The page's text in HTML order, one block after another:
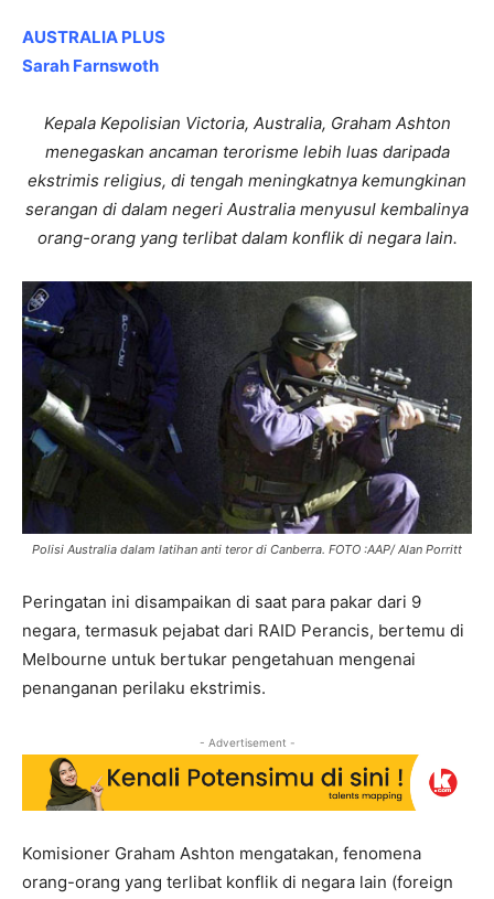
AUSTRALIA PLUS
Sarah Farnswoth
Kepala Kepolisian Victoria, Australia, Graham Ashton
menegaskan ancaman terorisme lebih luas daripada
ekstrimis religius, di tengah meningkatnya kemungkinan
serangan di dalam negeri Australia menyusul kembalinya
orang-orang yang terlibat dalam konflik di negara lain.
Polisi Australia dalam latihan anti teror di Canberra. FOTO :AAP/ Alan Porritt
Peringatan ini disampaikan di saat para pakar dari 9
negara, termasuk pejabat dari RAID Perancis, bertemu di
Melbourne untuk bertukar pengetahuan mengenai
penanganan perilaku ekstrimis.
- Advertisement -
Komisioner Graham Ashton mengatakan, fenomena
orang-orang yang terlibat konflik di negara lain (foreign